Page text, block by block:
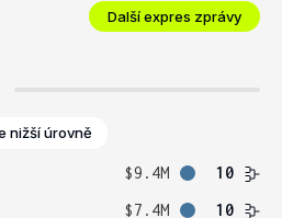
Další expres zprávy
nižší úrovně
$9.4M
10
$7.4M 10